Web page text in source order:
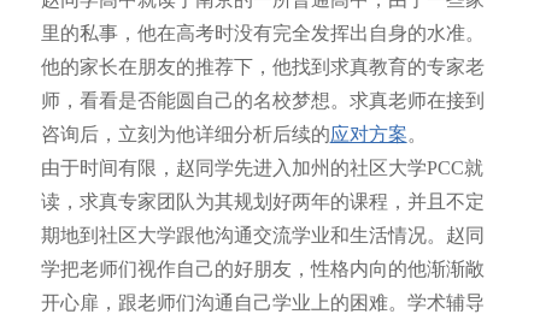
里的私事，他在高考时没有完全发挥出自身的水准。
他的家长在朋友的推荐下，他找到求真教育的专家老
师，看看是否能圆自己的名校梦想。求真老师在接到
咨询后，立刻为他详细分析后续的应对方案。
由于时间有限，赵同学先进入加州的社区大学PCC就
读，求真专家团队为其规划好两年的课程，并且不定
期地到社区大学跟他沟通交流学业和生活情况。赵同
学把老师们视作自己的好朋友，性格内向的他渐渐敞
开心扉，跟老师们沟通自己学业上的困难。学术辅导